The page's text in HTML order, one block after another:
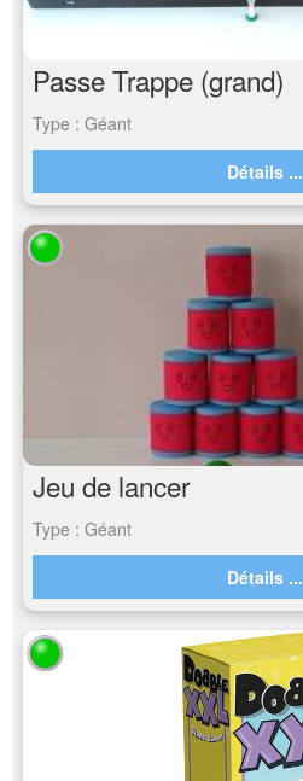
Passe Trappe (grand)
Type : Géant
Détails ...
Jeu de lancer
Type : Géant
Détails ...